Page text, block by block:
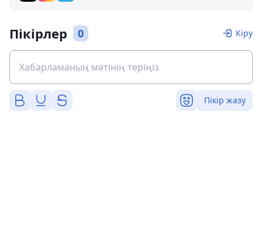
Пікірлер 0 Кіру
Пікір жазу